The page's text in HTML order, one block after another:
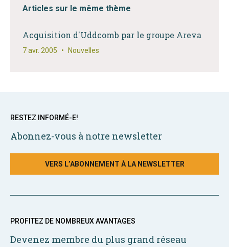
Articles sur le même thème
Acquisition d'Uddcomb par le groupe Areva
7 avr. 2005 • Nouvelles
RESTEZ INFORMÉ-E!
Abonnez-vous à notre newsletter
VERS L’ABONNEMENT À LA NEWSLETTER
PROFITEZ DE NOMBREUX AVANTAGES
Devenez membre du plus grand réseau